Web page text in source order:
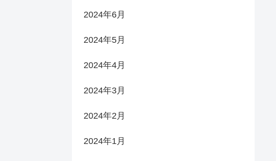
2024年6月
2024年5月
2024年4月
2024年3月
2024年2月
2024年1月